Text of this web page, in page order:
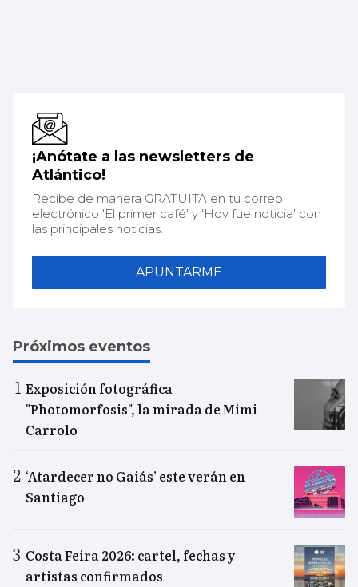
¡Anótate a las newsletters de
Atlántico!
Recibe de manera GRATUITA en tu correo
electrónico 'El primer café' y 'Hoy fue noticia' con
las principales noticias.
APUNTARME
Próximos eventos
Exposición fotográfica
"Photomorfosis", la mirada de Mimi
Carrolo
‘Atardecer no Gaiás’ este verán en
Santiago
Costa Feira 2026: cartel, fechas y
artistas confirmados